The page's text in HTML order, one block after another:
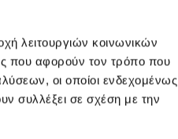
λειτουργιών κοινωνικών
που αφορούν τον τρόπο που
οι οποίοι ενδεχομένως
συλλέξει σε σχέση με την
και από το 2003
Διοίκησης της
ως ακολούθως: